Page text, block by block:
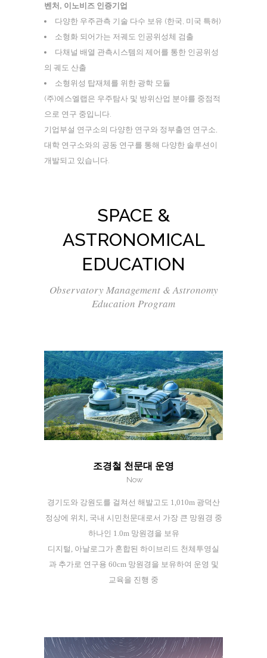
벤처, 이노비즈 인증기업
다양한 우주관측 기술 다수 보유 (한국, 미국 특허)
소형화 되어가는 저궤도 인공위성체 검출
다채널 배열 관측시스템의 제어를 통한 인공위성
의 궤도 산출
소형위성 탑재체를 위한 광학 모듈
(주)에스엘랩은 우주탐사 및 방위산업 분야를 중점적
으로 연구 중입니다.
기업부설 연구소의 다양한 연구와 정부출연 연구소,
대학 연구소와의 공동 연구를 통해 다양한 솔루션이
개발되고 있습니다.
SPACE &
ASTRONOMICAL
EDUCATION
Observatory Management & Astronomy
Education Program
조경철 천문대 운영
Now
경기도와 강원도를 걸쳐선 해발고도 1,010m 광덕산
정상에 위치, 국내 시민천문대로서 가장 큰 망원경 중
하나인 1.0m 망원경을 보유
디지털, 아날로그가 혼합된 하이브리드 천체투영실
과 추가로 연구용 60cm 망원경을 보유하여 운영 및
교육을 진행 중